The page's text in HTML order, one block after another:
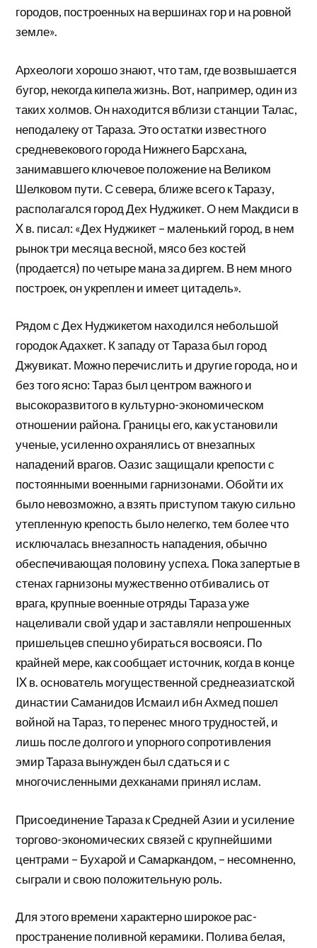
городов, построен­ных на вершинах гор и на ровной
земле».
Археологи хорошо знают, что там, где возвышается
бугор, некогда кипела жизнь. Вот, например, один из
таких холмов. Он находится вблизи станции Талас,
не­подалеку от Тараза. Это остатки известного
средневеко­вого города Нижнего Барсхана,
занимавшего ключевое положение на Великом
Шелковом пути. С севера, бли­же всего к Таразу,
располагался город Дех Нуджикет. О нем Макдиси в
X в. писал: «Дех Нуджикет – маленький город, в нем
рынок три месяца весной, мясо без костей
(продается) по четыре мана за диргем. В нем много
построек, он укреплен и имеет цитадель».
Рядом с Дех Нуджикетом находился небольшой
городок Адахкет. К западу от Тараза был город
Джувикат. Можно перечислить и другие города, но и
без того ясно: Тараз был центром важного и
высокоразвитого в культурно-экономическом
отношении района. Границы его, как установили
ученые, усиленно охранялись от внезапных
нападений врагов. Оазис защищали крепости с
постоянными военными гар­низонами. Обойти их
было невозможно, а взять при­ступом такую сильно
утепленную крепость было нелегко, тем более что
исключалась внезапность нападения, обычно
обеспечивающая половину успе­ха. Пока запертые в
стенах гарнизоны мужественно отбивались от
врага, крупные военные отряды Тараза уже
нацеливали свой удар и заставляли непро­шенных
пришельцев спешно убираться восвояси. По
крайней мере, как сообщает источник, когда в конце
IX в. основатель могущественной среднеазиатской
династии Саманидов Исмаил ибн Ахмед пошел
вой­ной на Тараз, то перенес много трудностей, и
лишь после долгого и упорного сопротивления
эмир Тараза вынужден был сдаться и с
многочисленными дехка­нами принял ислам.
Присоединение Тараза к Средней Азии и усиле­ние
торгово-экономических связей с крупнейшими
центрами – Бухарой и Самаркандом, – несомненно,
сыграли и свою положительную роль.
Для этого времени характерно широкое рас­
пространение поливной керамики. Полива белая,